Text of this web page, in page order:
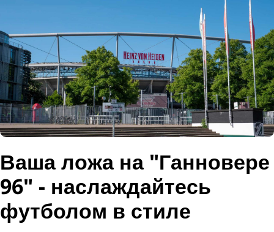
Ваша ложа на "Ганновере
96" - наслаждайтесь
футболом в стиле